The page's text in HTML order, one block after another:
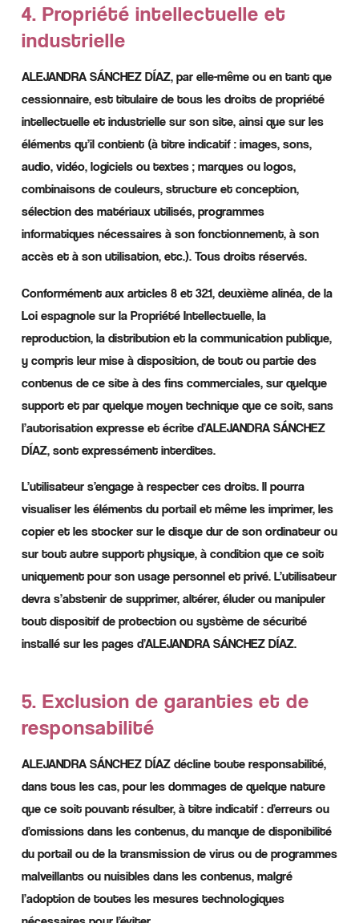
4. Propriété intellectuelle et
industrielle
ALEJANDRA SÁNCHEZ DÍAZ, par elle-même ou en tant que
cessionnaire, est titulaire de tous les droits de propriété
intellectuelle et industrielle sur son site, ainsi que sur les
éléments qu’il contient (à titre indicatif : images, sons,
audio, vidéo, logiciels ou textes ; marques ou logos,
combinaisons de couleurs, structure et conception,
sélection des matériaux utilisés, programmes
informatiques nécessaires à son fonctionnement, à son
accès et à son utilisation, etc.). Tous droits réservés.
Conformément aux articles 8 et 32.1, deuxième alinéa, de la
Loi espagnole sur la Propriété Intellectuelle, la
reproduction, la distribution et la communication publique,
y compris leur mise à disposition, de tout ou partie des
contenus de ce site à des fins commerciales, sur quelque
support et par quelque moyen technique que ce soit, sans
l’autorisation expresse et écrite d’ALEJANDRA SÁNCHEZ
DÍAZ, sont expressément interdites.
L’utilisateur s’engage à respecter ces droits. Il pourra
visualiser les éléments du portail et même les imprimer, les
copier et les stocker sur le disque dur de son ordinateur ou
sur tout autre support physique, à condition que ce soit
uniquement pour son usage personnel et privé. L’utilisateur
devra s’abstenir de supprimer, altérer, éluder ou manipuler
tout dispositif de protection ou système de sécurité
installé sur les pages d’ALEJANDRA SÁNCHEZ DÍAZ.
5. Exclusion de garanties et de
responsabilité
ALEJANDRA SÁNCHEZ DÍAZ décline toute responsabilité,
dans tous les cas, pour les dommages de quelque nature
que ce soit pouvant résulter, à titre indicatif : d’erreurs ou
d’omissions dans les contenus, du manque de disponibilité
du portail ou de la transmission de virus ou de programmes
malveillants ou nuisibles dans les contenus, malgré
l’adoption de toutes les mesures technologiques